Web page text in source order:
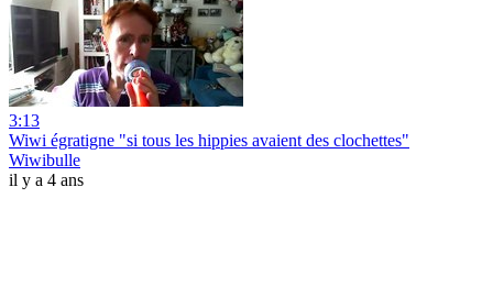
3:13
Wiwi égratigne "si tous les hippies avaient des clochettes"
Wiwibulle
il y a 4 ans